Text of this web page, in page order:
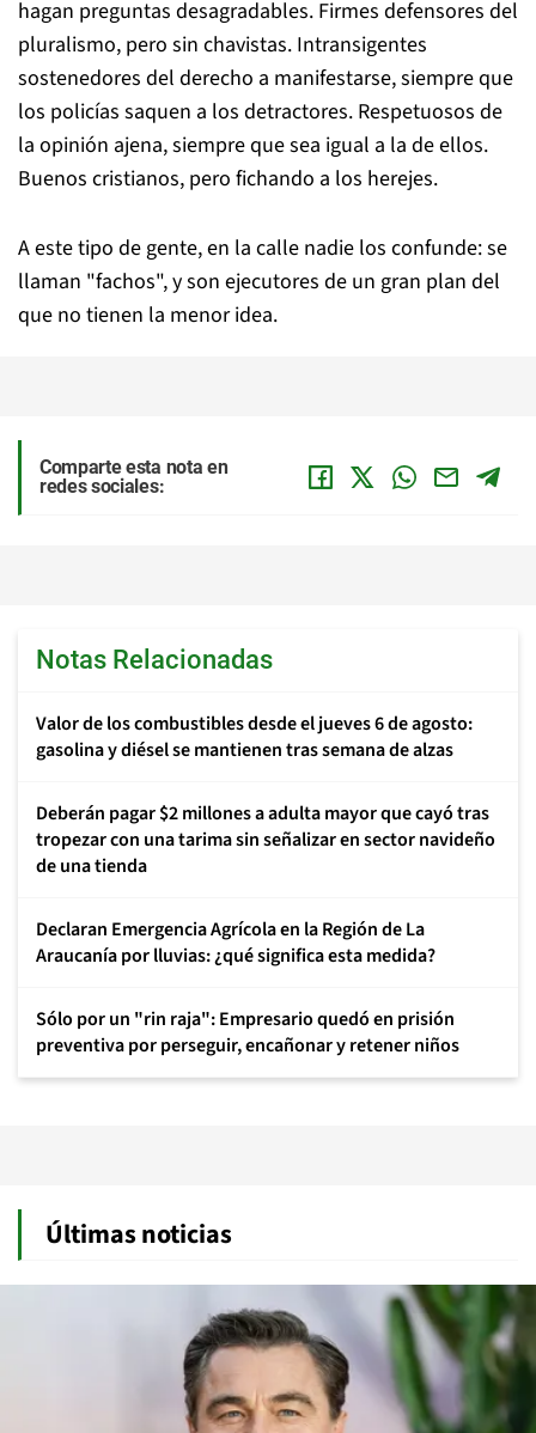
hagan preguntas desagradables. Firmes defensores del
pluralismo, pero sin chavistas. Intransigentes
sostenedores del derecho a manifestarse, siempre que
los policías saquen a los detractores. Respetuosos de
la opinión ajena, siempre que sea igual a la de ellos.
Buenos cristianos, pero fichando a los herejes.
A este tipo de gente, en la calle nadie los confunde: se
llaman "fachos", y son ejecutores de un gran plan del
que no tienen la menor idea.
Comparte esta nota en
redes sociales:
Notas Relacionadas
Valor de los combustibles desde el jueves 6 de agosto:
gasolina y diésel se mantienen tras semana de alzas
Deberán pagar $2 millones a adulta mayor que cayó tras
tropezar con una tarima sin señalizar en sector navideño
de una tienda
Declaran Emergencia Agrícola en la Región de La
Araucanía por lluvias: ¿qué significa esta medida?
Sólo por un "rin raja": Empresario quedó en prisión
preventiva por perseguir, encañonar y retener niños
Últimas noticias